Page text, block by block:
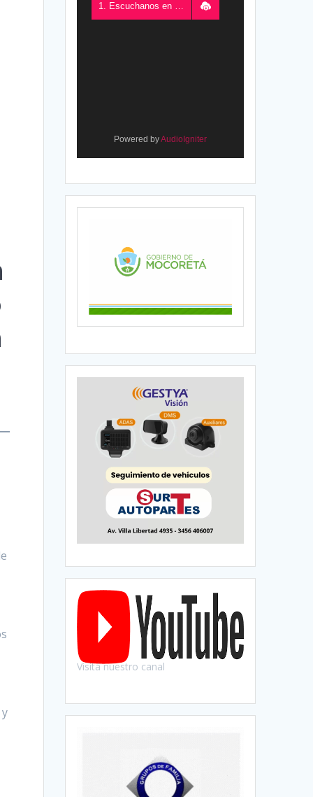
1. Escuchanos en Vivo - FM del Este 100.5, desde Chajarí, Entre Ríos, Argentina
Powered byAudioIgniter
Visitá nuestro canal